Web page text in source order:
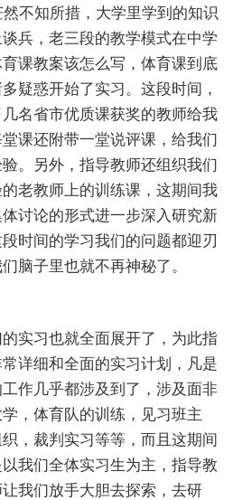
不知所措，大学里学到的知识
兵，老三段的教学模式在中学
课教案该怎么写，体育课到底
疑惑开始了实习。这段时间，
名省市优质课获奖的教师给我
课还附带一堂说评课，给我们
。另外，指导教师还组织我们
老教师上的训练课，这期间我
讨论的形式进一步深入研究新
时间的学习我们的问题都迎刃
脑子里也就不再神秘了。
习也就全面展开了，为此指
详细和全面的实习计划，凡是
作几乎都涉及到了，涉及面非
，体育队的训练，见习班主
，裁判实习等等，而且这期间
我们全体实习生为主，指导教
我们放手大胆去探索，去研